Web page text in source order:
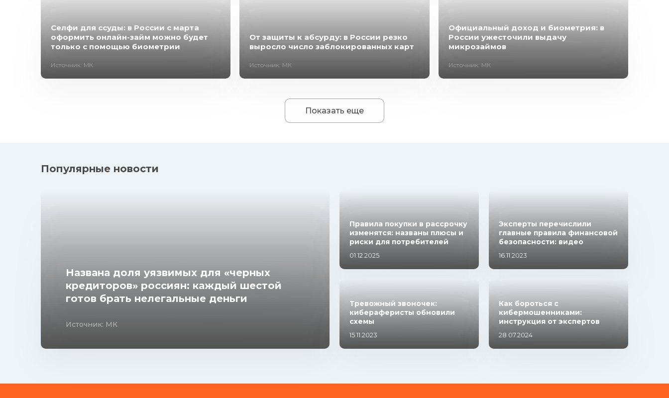
Селфи для ссуды: в России с марта
оформить онлайн-займ можно будет
только с помощью биометрии
Источник: МК
От защиты к абсурду: в России резко
выросло число заблокированных карт
Источник: МК
Официальный доход и биометрия: в
России ужесточили выдачу
микрозаймов
Источник: МК
Показать еще
Популярные новости
Названа доля уязвимых для «черных
кредиторов» россиян: каждый шестой
готов брать нелегальные деньги
Источник: МК
Правила покупки в рассрочку
изменятся: названы плюсы и
риски для потребителей
01.12.2025
Эксперты перечислили
главные правила финансовой
безопасности: видео
16.11.2023
Тревожный звоночек:
кибераферисты обновили
схемы
15.11.2023
Как бороться с
кибермошенниками:
инструкция от экспертов
28.07.2024